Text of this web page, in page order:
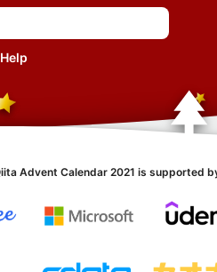
Help
Advent Calendar 2021 is supported